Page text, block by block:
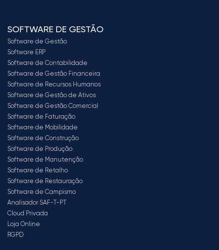
SOFTWARE DE GESTÃO
Software de Gestão
Software ERP
Software de Contabilidade
Software de Gestão Financeira
Software de Recursos Humanos
Software de Gestão de Ativos
Software de Gestão Comercial
Software de Faturação
Software de Mobilidade
Software de Construção
Software de Produção
Software de Manutenção
Software de Retalho
Software de Restauração
Software de Campismo
Analisador SAF-T-PT
Cloud Privada
Loja Online
RGPD